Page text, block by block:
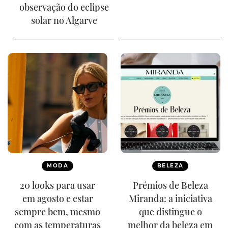
observação do eclipse
solar no Algarve
MODA
20 looks para usar
em agosto e estar
sempre bem, mesmo
com as temperaturas
BELEZA
Prémios de Beleza
Miranda: a iniciativa
que distingue o
melhor da beleza em